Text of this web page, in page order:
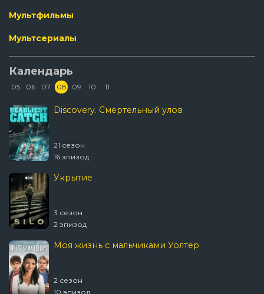
Мультфильмы
Мультсериалы
Календарь
05 06 07 08 09 10 11
Discovery. Смертельный улов
21 сезон
16 эпизод
Укрытие
3 сезон
2 эпизод
Моя жизнь с мальчиками Уолтер
2 сезон
10 эпизод